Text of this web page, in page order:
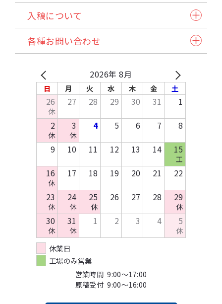
ステッチ本・ペラ本
同人誌企画セット
紙製品
アクリル製品
缶バッジ・アクセサリー類・その他アイテム
その他布製品
木製製品
キッチン・日用品・雑貨
入稿について
入稿スケジュール/イベント情報
発注から納品の流れ
入稿方法
お支払いについて
納品方法/送料について
原稿作成方法
テンプレートDL
各種お問い合わせ
自動見積り/予約
在庫預かり/発送/処分について
イベント協賛申込み
お問い合わせ
資料請求
法人のお客様へ
2026年 8月
日 月 火 水 木 金 土
26
休
27 28 29 30 31
1
2
休
3
休
4 5 6 7
8
9
10 11 12 13 14 15
工
16
休
17 18 19 20 21
22
23
休
24
休
25
休
26 27 28 29
休
30
休
31
休
1 2 3 4 5
休
休業日
工場のみ営業
営業時間 9:00～17:00
原稿受付 9:00～16:00